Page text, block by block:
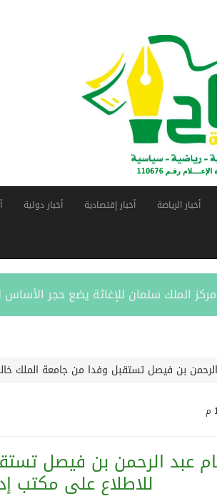
أخبار الرياضة أخبار إقتصادية أخبار دولية
مركز الملك سلمان للإغاثة يضع حجر الأساس لمشروع بناء وإعادة
الهولندي مارينو بوستش يخلف يايسله في
بين البحر والترفيه والثقافة والتسوق
جماهير نادي طرابزون تخرج لاستقبال النجم
بن فيصل تستقبل وفدا من جامعة الملك
عبد الرحمن بن فيصل
للاطلاع على مكتب